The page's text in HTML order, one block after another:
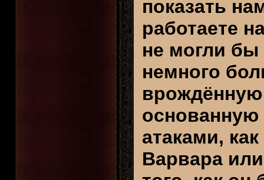
показать
работаете
не могли бы
немного
основанную
атаками,
Варвара